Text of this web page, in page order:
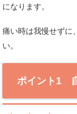
になります。
痛い時は我慢せずに
い。
ポイント1